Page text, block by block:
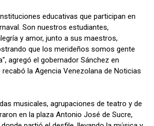
educativas que participan en
Son nuestros estudiantes,
y amor, junto a sus maestros,
que los merideños somos gente
agregó el gobernador Sánchez en
la Agencia Venezolana de Noticias
musicales, agrupaciones de teatro y de
en la plaza Antonio José de Sucre,